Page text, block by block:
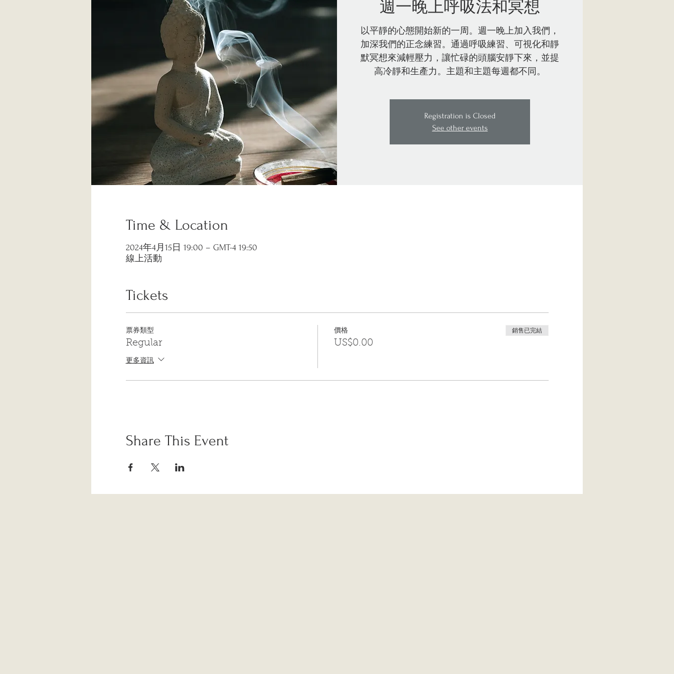
週一晚上呼吸法和冥想
以平靜的心態開始新的一周。週一晚上加入我們，
加深我們的正念練習。通過呼吸練習、可視化和靜
默冥想來減輕壓力，讓忙碌的頭腦安靜下來，並提
高冷靜和生產力。主題和主題每週都不同。
Registration is Closed
See other events
Time & Location
2024年4月15日 19:00 – GMT-4 19:50
線上活動
Tickets
票券類型
Regular
更多資訊
價格
US$0.00
銷售已完結
Share This Event